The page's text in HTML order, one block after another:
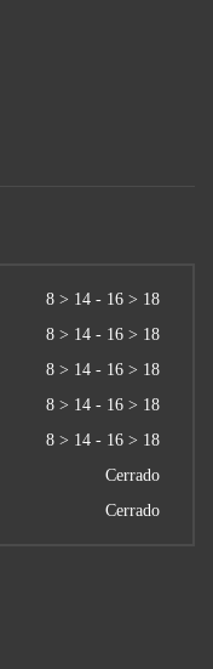
8 > 14 - 16 > 18
8 > 14 - 16 > 18
8 > 14 - 16 > 18
8 > 14 - 16 > 18
8 > 14 - 16 > 18
Cerrado
Cerrado